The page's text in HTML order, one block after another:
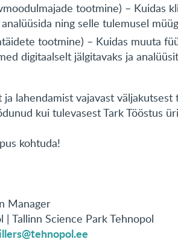
tootmine) – Kuidas
ning selle tulemusel
tootmine) – Kuidas muuta
digitaalselt jälgitavaks ja
ja lahendamist vajavast
kui tulevasest Tark Tööstus
kohtuda!
Manager
| Tallinn Science Park Tehnopol